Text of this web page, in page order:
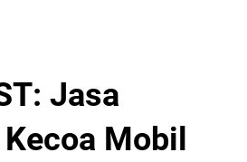
Jasa
Mobil